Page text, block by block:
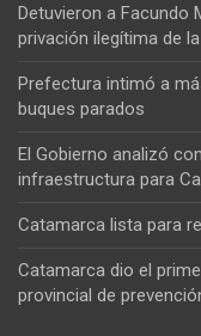
Detuvieron a Facundo
privación ilegítima de
Prefectura intimó a
buques parados
El Gobierno analizó
infraestructura para
Catamarca lista para
Catamarca dio el
provincial de